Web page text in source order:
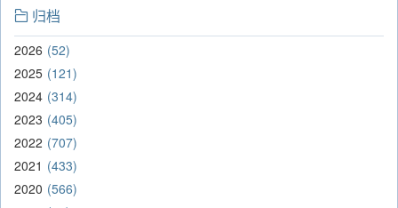
归档
2026 52
2025 121
2024 314
2023 405
2022 707
2021
433
2020 566